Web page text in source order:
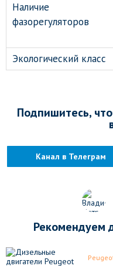
Наличие
фазорегуляторов
Экологический класс
Подпишитесь,
Канал в Телеграм
Рекомендуем